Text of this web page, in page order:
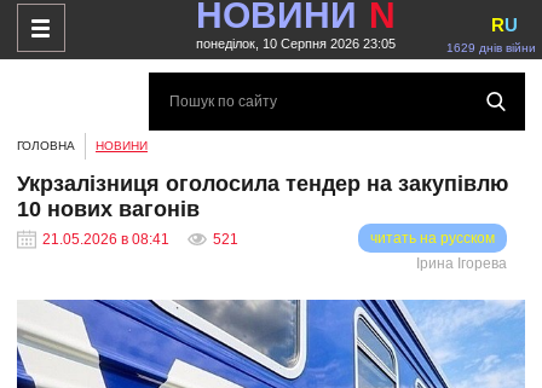
НОВИНИ N
понеділок, 10 Серпня 2026 23:05 1629 днів війни
RU
ГОЛОВНА НОВИНИ
Укрзалізниця оголосила тендер на закупівлю
10 нових вагонів
21.05.2026 в 08:41 521
читать на русском
Ірина Ігорева